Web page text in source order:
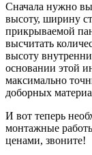
Сначала нужно
высоту, ширину
прикрываемой
высчитать
высоту
основании этой
максимально
доборных
И вот теперь
монтажные
ценами, звоните!